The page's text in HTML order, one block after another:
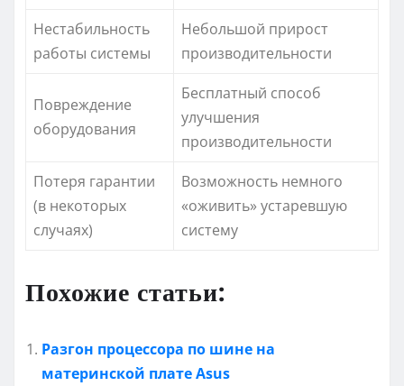
Нестабильность
работы системы
Небольшой прирост
производительности
Повреждение
оборудования
Бесплатный способ
улучшения
производительности
Потеря гарантии
(в некоторых
случаях)
Возможность немного
«оживить» устаревшую
систему
Похожие статьи:
Разгон процессора по шине на
материнской плате Asus